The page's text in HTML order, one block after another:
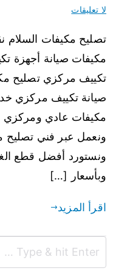
لا تعليقات
مكيفات صيانة أجهزة
تكييف مركزي تصليح
صيانة تكييف مركزي
مكيفات عادي ومركزي
ونعمل عبر فني
ونستورد أفضل قطع
وبأسعار […]
اقرأ المزيد